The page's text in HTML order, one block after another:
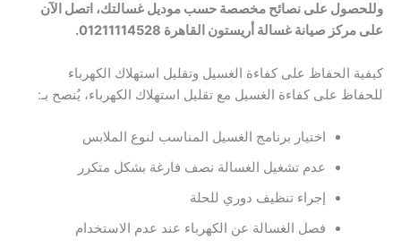
وللحصول على نصائح مخصصة حسب موديل غسالتك، اتصل الآن
على مركز صيانة غسالة أريستون القاهرة 01211114528.
كيفية الحفاظ على كفاءة الغسيل وتقليل استهلاك الكهرباء
للحفاظ على كفاءة الغسيل مع تقليل استهلاك الكهرباء، يُنصح بـ:
اختيار برنامج الغسيل المناسب لنوع الملابس
عدم تشغيل الغسالة نصف فارغة بشكل متكرر
إجراء تنظيف دوري للحلة
فصل الغسالة عن الكهرباء عند عدم الاستخدام